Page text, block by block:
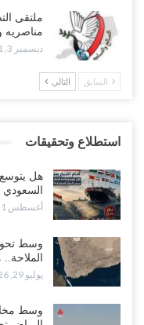
ملتقى
مناصريه
ديسمبر 3, 2021
السابق التالي
استطلاع وتحقيقات
هل
السعودي
أغسطس 1, 2026
وسط
الملاحة..
يوليو 29, 2026
وسط